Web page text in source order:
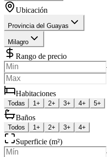
Ubicación
Provincia del Guayas
Milagro
Rango de precio
Habitaciones
Todas 1+ 2+ 3+ 4+ 5+
Baños
Todos 1+ 2+ 3+ 4+
Superficie (m²)